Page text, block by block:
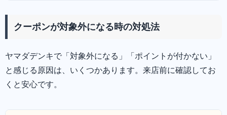
クーポンが対象外になる時の対処法
ヤマダデンキで「対象外になる」「ポイントが付かない」
と感じる原因は、いくつかあります。来店前に確認してお
くと安心です。